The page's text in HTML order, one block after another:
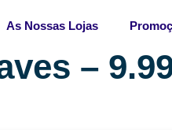
As Nossas Lojas
–